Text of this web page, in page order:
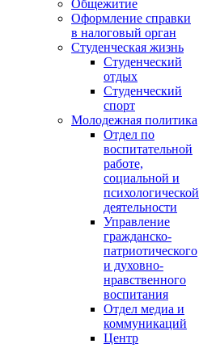
Общежитие
Оформление справки
в налоговый орган
Студенческая жизнь
Студенческий
отдых
Студенческий
спорт
Молодежная политика
Отдел по
воспитательной
работе,
социальной и
психологической
деятельности
Управление
гражданско-
патриотического
и духовно-
нравственного
воспитания
Отдел медиа и
коммуникаций
Центр